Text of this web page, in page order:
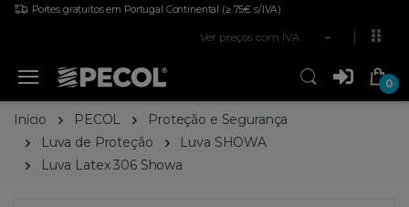
Portes gratuitos em Portugal Continental (≥ 75€ s/IVA)
Ver preços com IVA
0
Início PECOL
Proteção e Segurança
Luva de Proteção
Luva SHOWA
Luva Latex 306 Showa